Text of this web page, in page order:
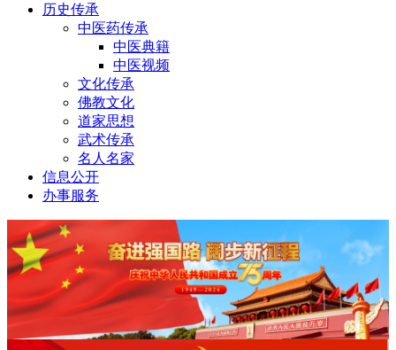
历史传承
中医药传承
中医典籍
中医视频
文化传承
佛教文化
道家思想
武术传承
名人名家
信息公开
办事服务